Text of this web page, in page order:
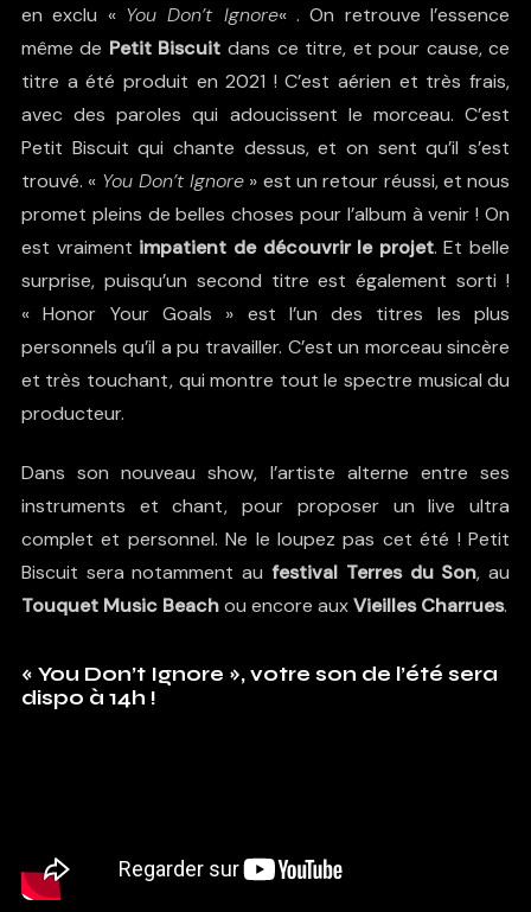
en exclu « You Don’t Ignore« . On retrouve l’essence
même de Petit Biscuit dans ce titre, et pour cause, ce
titre a été produit en 2021 ! C’est aérien et très frais,
avec des paroles qui adoucissent le morceau. C’est
Petit Biscuit qui chante dessus, et on sent qu’il s’est
trouvé. « You Don’t Ignore » est un retour réussi, et nous
promet pleins de belles choses pour l’album à venir ! On
est vraiment impatient de découvrir le projet. Et belle
surprise, puisqu’un second titre est également sorti !
« Honor Your Goals » est l’un des titres les plus
personnels qu’il a pu travailler. C’est un morceau sincère
et très touchant, qui montre tout le spectre musical du
producteur.
Dans son nouveau show, l’artiste alterne entre ses
instruments et chant, pour proposer un live ultra
complet et personnel. Ne le loupez pas cet été ! Petit
Biscuit sera notamment au festival Terres du Son, au
Touquet Music Beachou encore auxVieilles Charrues.
« You Don’t Ignore », votre son de l’été sera
dispo à 14h !